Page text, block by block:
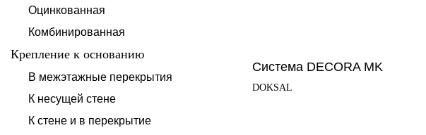
Оцинкованная
Комбинированная
Крепление к основанию
В межэтажные перекрытия
К несущей стене
К стене и в перекрытие
Система DECORA MK
DOKSAL